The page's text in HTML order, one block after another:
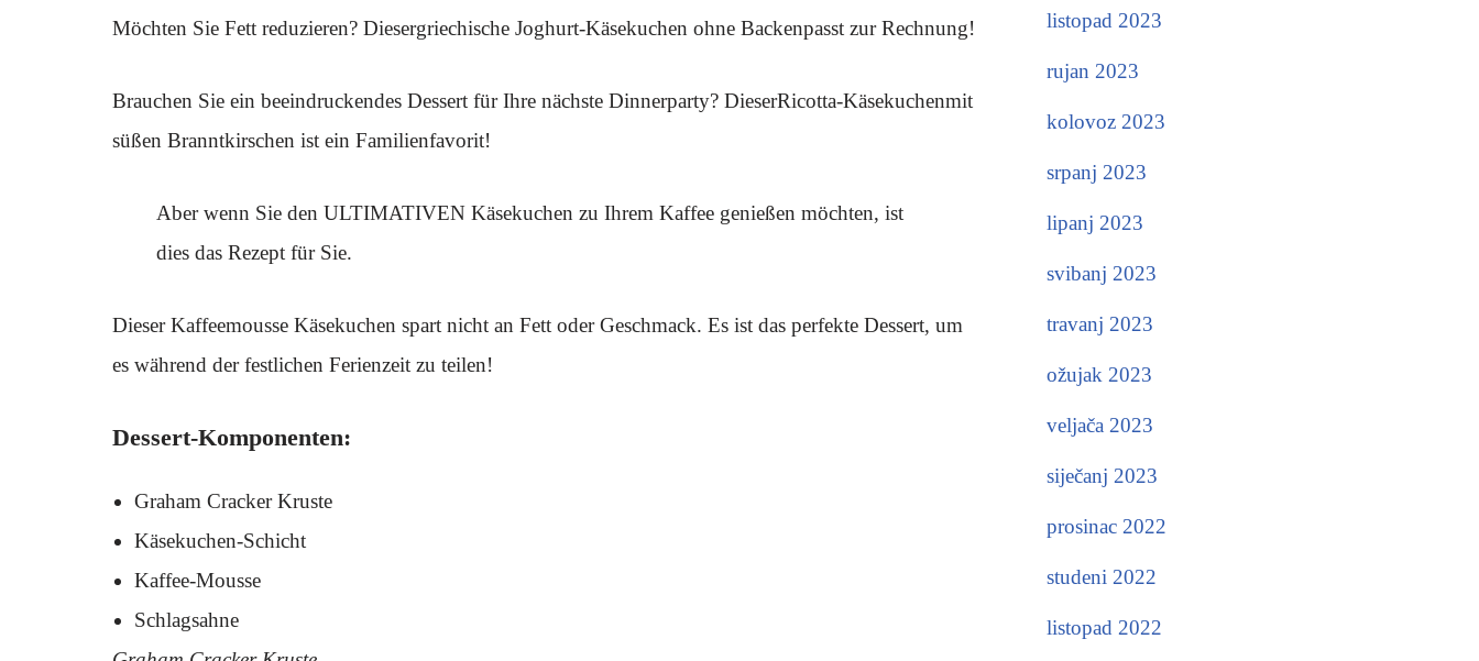
Möchten Sie Fett reduzieren? Diesergriechische Joghurt-Käsekuchen ohne Backenpasst zur Rechnung!
Brauchen Sie ein beeindruckendes Dessert für Ihre nächste Dinnerparty? DieserRicotta-Käsekuchenmit
süßen Branntkirschen ist ein Familienfavorit!
Aber wenn Sie den ULTIMATIVEN Käsekuchen zu Ihrem Kaffee genießen möchten, ist
dies das Rezept für Sie.
Dieser Kaffeemousse Käsekuchen spart nicht an Fett oder Geschmack. Es ist das perfekte Dessert, um
es während der festlichen Ferienzeit zu teilen!
Dessert-Komponenten:
Graham Cracker Kruste
Käsekuchen-Schicht
Kaffee-Mousse
Schlagsahne
listopad 2023
rujan 2023
kolovoz 2023
srpanj 2023
lipanj 2023
svibanj 2023
travanj 2023
ožujak 2023
veljača 2023
siječanj 2023
prosinac 2022
studeni 2022
listopad 2022